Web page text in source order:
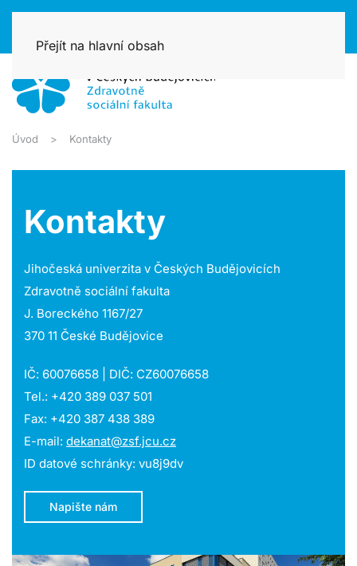
Přejít na hlavní obsah
Úvod Kontakty
Kontakty
Jihočeská univerzita v Českých Budějovicích
Zdravotně sociální fakulta
J. Boreckého 1167/27
370 11 České Budějovice
IČ: 60076658 | DIČ: CZ60076658
Tel.: +420 389 037 501
Fax: +420 387 438 389
E-mail: dekanat@zsf.jcu.cz
ID datové schránky: vu8j9dv
Napište nám